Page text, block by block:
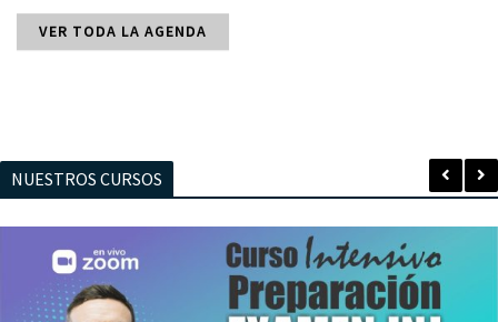
VER TODA LA AGENDA
NUESTROS CURSOS